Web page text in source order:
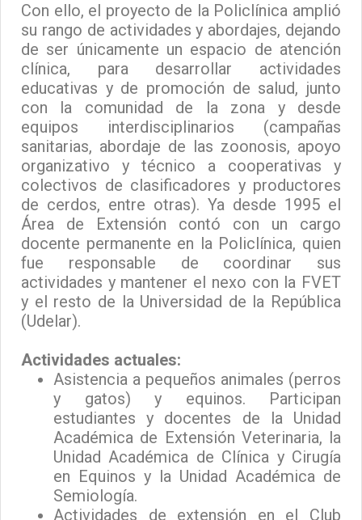
Con ello, el proyecto de la Policlínica amplió
su rango de actividades y abordajes, dejando
de ser únicamente un espacio de atención
clínica, para desarrollar actividades
educativas y de promoción de salud, junto
con la comunidad de la zona y desde
equipos interdisciplinarios (campañas
sanitarias, abordaje de las zoonosis, apoyo
organizativo y técnico a cooperativas y
colectivos de clasificadores y productores
de cerdos, entre otras). Ya desde 1995 el
Área de Extensión contó con un cargo
docente permanente en la Policlínica, quien
fue responsable de coordinar sus
actividades y mantener el nexo con la FVET
y el resto de la Universidad de la República
(Udelar).
Actividades actuales:
Asistencia a pequeños animales (perros
y gatos) y equinos. Participan
estudiantes y docentes de la Unidad
Académica de Extensión Veterinaria, la
Unidad Académica de Clínica y Cirugía
en Equinos y la Unidad Académica de
Semiología.
Actividades de extensión en el Club